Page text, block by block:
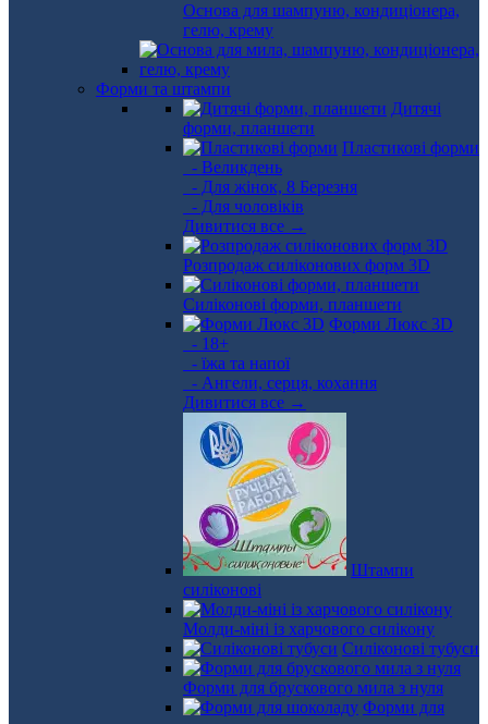
Основа для шампуню, кондиціонера,
гелю, крему
Форми та штампи
Дитячі
форми, планшети
Пластикові форми
- Великдень
- Для жінок, 8 Березня
- Для чоловіків
Дивитися все →
Розпродаж силіконових форм 3D
Силіконові форми, планшети
Форми Люкс 3D
- 18+
- їжа та напої
- Ангели, серця, кохання
Дивитися все →
Штампи
силіконові
Молди-міні із харчового силікону
Силіконові тубуси
Форми для брускового мила з нуля
Форми для